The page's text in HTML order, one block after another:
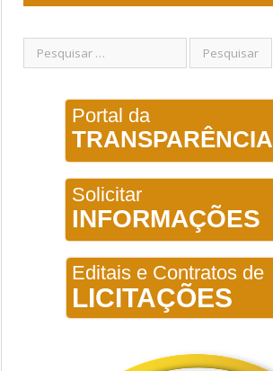
Portal da
TRANSPARÊNCIA
Solicitar
INFORMAÇÕES
Editais e Contratos de
LICITAÇÕES